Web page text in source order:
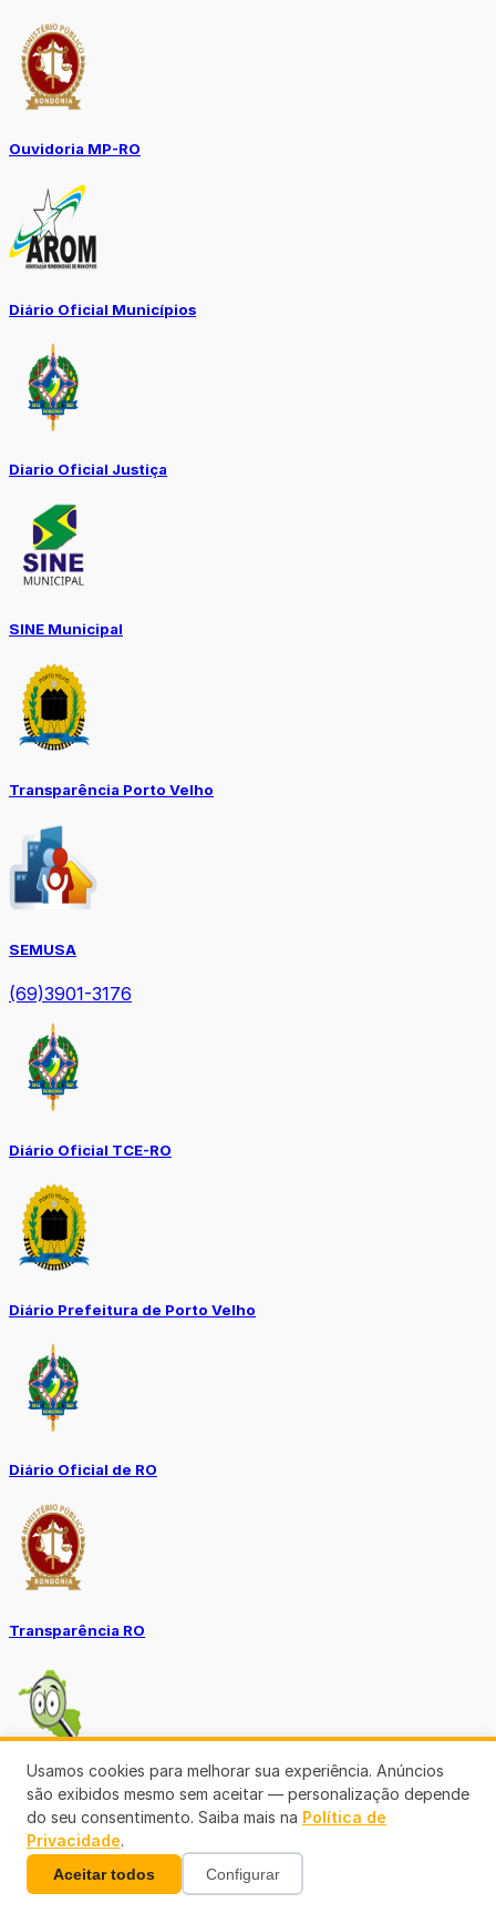
Ouvidoria MP-RO
Diário Oficial Municípios
Diario Oficial Justiça
SINE Municipal
Transparência Porto Velho
SEMUSA
(69)3901-3176
Diário Oficial TCE-RO
Diário Prefeitura de Porto Velho
Diário Oficial de RO
Transparência RO
Tô no Controle TCE-RO
Ver mais
Usamos cookies para melhorar sua experiência. Anúncios
são exibidos mesmo sem aceitar — personalização depende
do seu consentimento. Saiba mais na Política de
Privacidade.
Aceitar todos Configurar